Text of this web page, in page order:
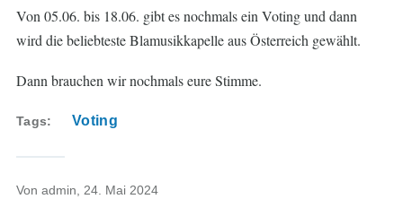
Von 05.06. bis 18.06. gibt es nochmals ein Voting und dann
wird die beliebteste Blamusikkapelle aus Österreich gewählt.
Dann brauchen wir nochmals eure Stimme.
Tags Voting
Von admin , 24. Mai 2024